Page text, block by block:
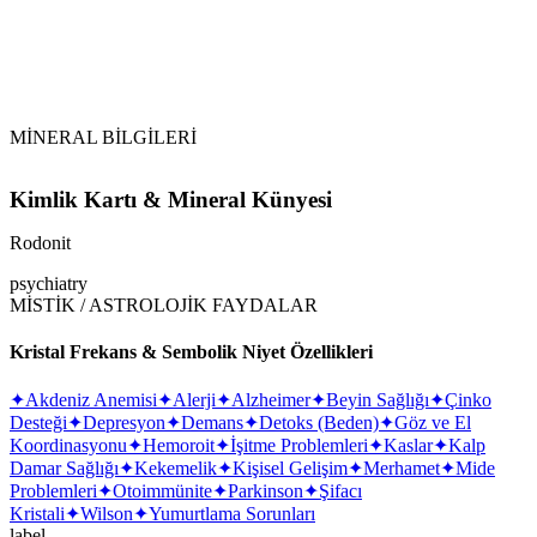
MİNERAL BİLGİLERİ
Kimlik Kartı & Mineral Künyesi
Rodonit
psychiatry
MİSTİK / ASTROLOJİK FAYDALAR
Kristal Frekans & Sembolik Niyet Özellikleri
✦Akdeniz Anemisi✦Alerji✦Alzheimer✦Beyin Sağlığı✦Çinko
Desteği✦Depresyon✦Demans✦Detoks (Beden)✦Göz ve El
Koordinasyonu✦Hemoroit✦İşitme Problemleri✦Kaslar✦Kalp
Damar Sağlığı✦Kekemelik✦Kişisel Gelişim✦Merhamet✦Mide
Problemleri✦Otoimmünite✦Parkinson✦Şifacı
Kristali✦Wilson✦Yumurtlama Sorunları